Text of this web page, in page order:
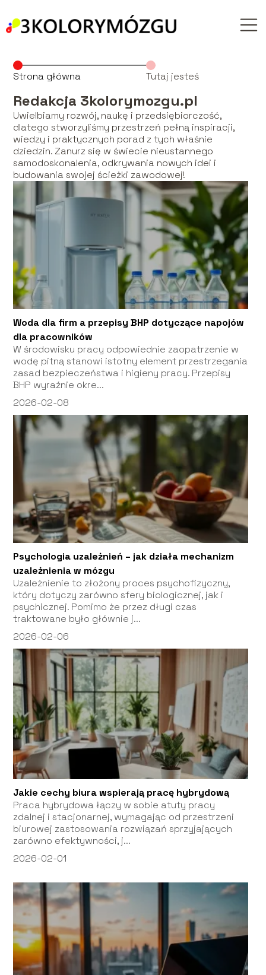
Strona główna Tutaj jesteś
Redakcja 3kolorymozgu.pl
Uwielbiamy rozwój, naukę i przedsiębiorczość,
dlatego stworzyliśmy przestrzeń pełną inspiracji,
wiedzy i praktycznych porad z tych właśnie
dziedzin. Zanurz się w świecie nieustannego
samodoskonalenia, odkrywania nowych idei i
budowania swojej ścieżki zawodowej!
Woda dla firm a przepisy BHP dotyczące napojów
dla pracowników
W środowisku pracy odpowiednie zaopatrzenie w
wodę pitną stanowi istotny element przestrzegania
zasad bezpieczeństwa i higieny pracy. Przepisy
BHP wyraźnie okre...
2026-02-08
Psychologia uzależnień – jak działa mechanizm
uzależnienia w mózgu
Uzależnienie to złożony proces psychofizyczny,
który dotyczy zarówno sfery biologicznej, jak i
psychicznej. Pomimo że przez długi czas
traktowane było głównie j...
2026-02-06
Jakie cechy biura wspierają pracę hybrydową
Praca hybrydowa łączy w sobie atuty pracy
zdalnej i stacjonarnej, wymagając od przestrzeni
biurowej zastosowania rozwiązań sprzyjających
zarówno efektywności, j...
2026-02-01